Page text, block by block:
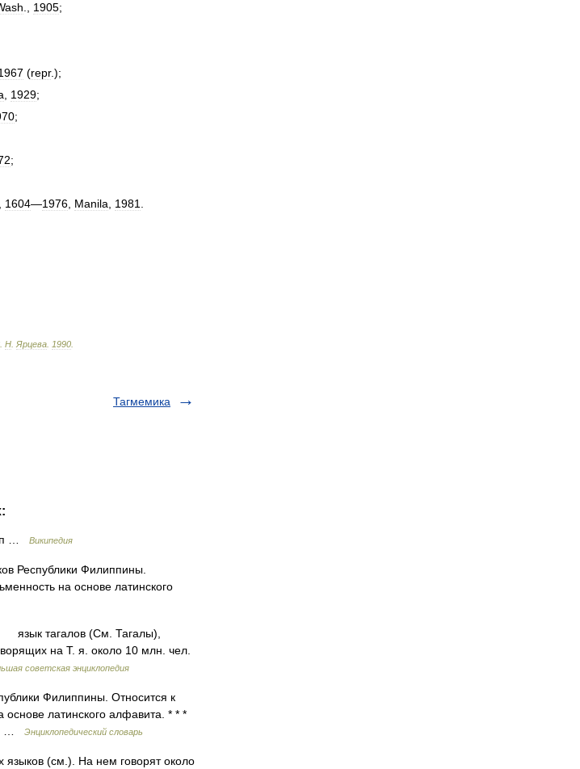
1905;
(repr.);
1929;
;
;
1604—1976 Manila 1981
Н Ярцева 1990
Тагмемика
… Википедия
Республики Филиппины.
на основе латинского
тагалов (См. Тагалы),
на Т. я. около 10 млн. чел.
советская энциклопедия
Филиппины. Относится к
основе латинского алфавита. * * *
…
Энциклопедический словарь
(см.). На нем говорят около